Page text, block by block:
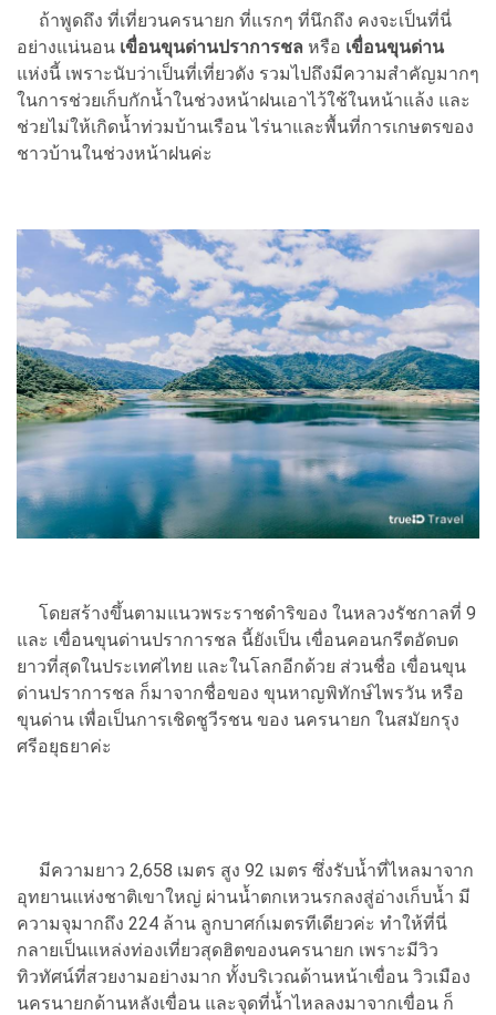
ถ้าพูดถึง ที่เที่ยวนครนายก ที่แรกๆ ที่นึกถึง คงจะเป็นที่นี่
อย่างแน่นอน เขื่อนขุนด่านปราการชล หรือ เขื่อนขุนด่าน
แห่งนี้ เพราะนับว่าเป็นที่เที่ยวดัง รวมไปถึงมีความสำคัญมากๆ
ในการช่วยเก็บกักน้ำในช่วงหน้าฝนเอาไว้ใช้ในหน้าแล้ง และ
ช่วยไม่ให้เกิดน้ำท่วมบ้านเรือน ไร่นาและพื้นที่การเกษตรของ
ชาวบ้านในช่วงหน้าฝนค่ะ
โดยสร้างขึ้นตามแนวพระราชดำริของ ในหลวงรัชกาลที่ 9
และ เขื่อนขุนด่านปราการชล นี้ยังเป็น เขื่อนคอนกรีตอัดบด
ยาวที่สุดในประเทศไทย และในโลกอีกด้วย ส่วนชื่อ เขื่อนขุน
ด่านปราการชล ก็มาจากชื่อของ ขุนหาญพิทักษ์ไพรวัน หรือ
ขุนด่าน เพื่อเป็นการเชิดชูวีรชน ของ นครนายก ในสมัยกรุง
ศรีอยุธยาค่ะ
มีความยาว 2,658 เมตร สูง 92 เมตร ซึ่งรับน้ำที่ไหลมาจาก
อุทยานแห่งชาติเขาใหญ่ ผ่านน้ำตกเหวนรกลงสู่อ่างเก็บน้ำ มี
ความจุมากถึง 224 ล้าน ลูกบาศก์เมตรทีเดียวค่ะ ทำให้ที่นี่
กลายเป็นแหล่งท่องเที่ยวสุดฮิตของนครนายก เพราะมีวิว
ทิวทัศน์ที่สวยงามอย่างมาก ทั้งบริเวณด้านหน้าเขื่อน วิวเมือง
นครนายกด้านหลังเขื่อน และจุดที่น้ำไหลลงมาจากเขื่อน ก็